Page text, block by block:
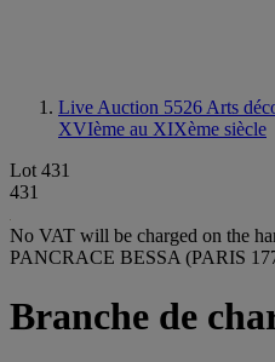
Live Auction 5526 Arts
XVIème au XIXème siècle
Lot 431
431
No VAT will be charged on the
PANCRACE BESSA (PARIS
Branche de